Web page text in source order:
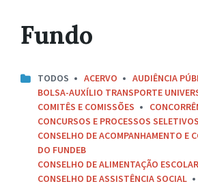
Fundo
TODOS ACERVO
AUDIÊNCIA
BOLSA-AUXÍLIO TRANSPORTE
COMITÊS E COMISSÕES
CONCURSOS E PROCESSOS SELETIVOS
CONSELHO DE ACOMPANHAMENTO E
DO FUNDEB
CONSELHO DE ALIMENTAÇÃO ESCOLAR
CONSELHO DE ASSISTÊNCIA SOCIAL